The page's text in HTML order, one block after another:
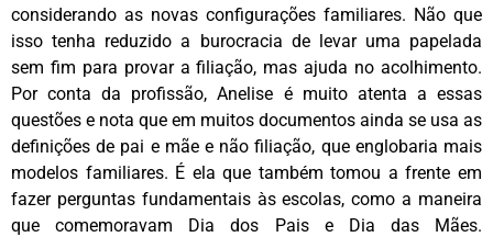
considerando as novas configurações familiares. Não que
isso tenha reduzido a burocracia de levar uma papelada
sem fim para provar a filiação, mas ajuda no acolhimento.
Por conta da profissão, Anelise é muito atenta a essas
questões e nota que em muitos documentos ainda se usa as
definições de pai e mãe e não filiação, que englobaria mais
modelos familiares. É ela que também tomou a frente em
fazer perguntas fundamentais às escolas, como a maneira
que comemoravam Dia dos Pais e Dia das Mães.